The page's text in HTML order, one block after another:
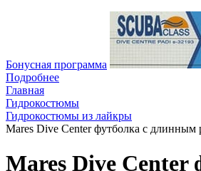
Бонусная программа
Подробнее
Главная
Гидрокостюмы
Гидрокостюмы из лайкры
Mares Dive Center футболка c длинным
Mares Dive